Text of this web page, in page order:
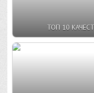
ТОП 10